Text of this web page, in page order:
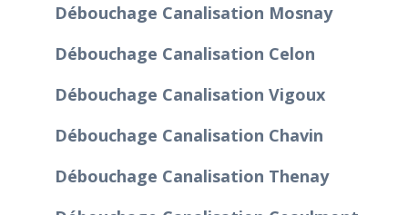
Débouchage Canalisation Mosnay
Débouchage Canalisation Celon
Débouchage Canalisation Vigoux
Débouchage Canalisation Chavin
Débouchage Canalisation Thenay